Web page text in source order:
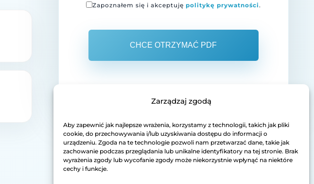
Zarządzaj zgodą
Aby zapewnić jak najlepsze wrażenia, korzystamy z technologii, takich jak pliki
cookie, do przechowywania i/lub uzyskiwania dostępu do informacji o
urządzeniu. Zgoda na te technologie pozwoli nam przetwarzać dane, takie jak
zachowanie podczas przeglądania lub unikalne identyfikatory na tej stronie. Brak
wyrażenia zgody lub wycofanie zgody może niekorzystnie wpłynąć na niektóre
cechy i funkcje.
Zapoznałem się i akceptuję politykę prywatności .
CHCE OTRZYMAĆ PDF